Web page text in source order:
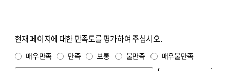
현재 페이지에 대한 만족도를 평가하여 주십시오.
매우만족 만족 보통 불만족 매우불만족